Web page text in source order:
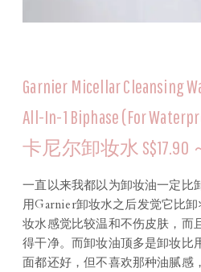
Garnier Micellar Cleansing
All-In-1 Biphase (For
卡尼尔卸妆水 S$17.90
一直以来我都以为卸妆油一定比
用Garnier卸妆水之后发觉它比
妆水感觉比较温和不伤皮肤，而
得干净。而卸妆油顶多是卸妆比
面都还好，但不喜欢那种油腻感